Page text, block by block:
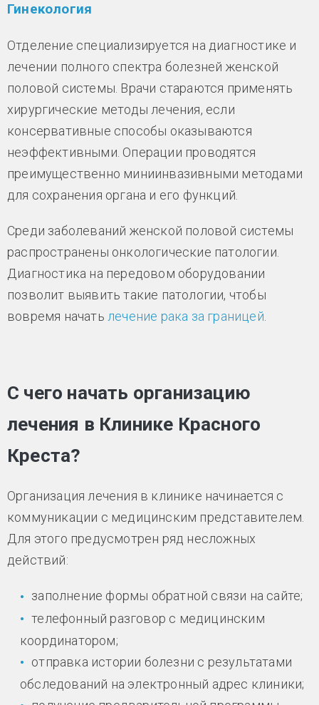
Гинекология
Отделение специализируется на диагностике и
лечении полного спектра болезней женской
половой системы. Врачи стараются применять
хирургические методы лечения, если
консервативные способы оказываются
неэффективными. Операции проводятся
преимущественно миниинвазивными методами
для сохранения органа и его функций.
Среди заболеваний женской половой системы
распространены онкологические патологии.
Диагностика на передовом оборудовании
позволит выявить такие патологии, чтобы
вовремя начать лечение рака за границей.
С чего начать организацию
лечения в Клинике Красного
Креста?
Организация лечения в клинике начинается с
коммуникации с медицинским представителем.
Для этого предусмотрен ряд несложных
действий:
заполнение формы обратной связи на сайте;
телефонный разговор с медицинским
координатором;
отправка истории болезни с результатами
обследований на электронный адрес клиники;